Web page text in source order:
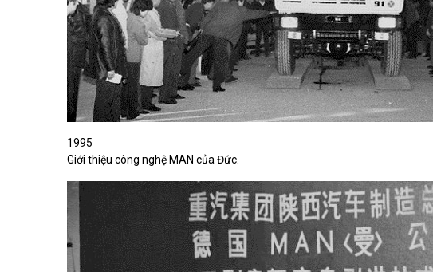
1995
Giới thiệu công nghệ MAN của Đức.